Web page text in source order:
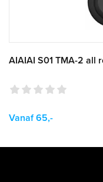
AIAIAI S01 TMA-2 all
Vanaf 65,-